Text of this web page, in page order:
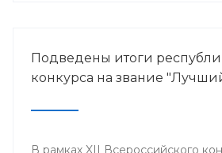
Подведены итоги
конкурса на звание
В рамках XII Всероссийского